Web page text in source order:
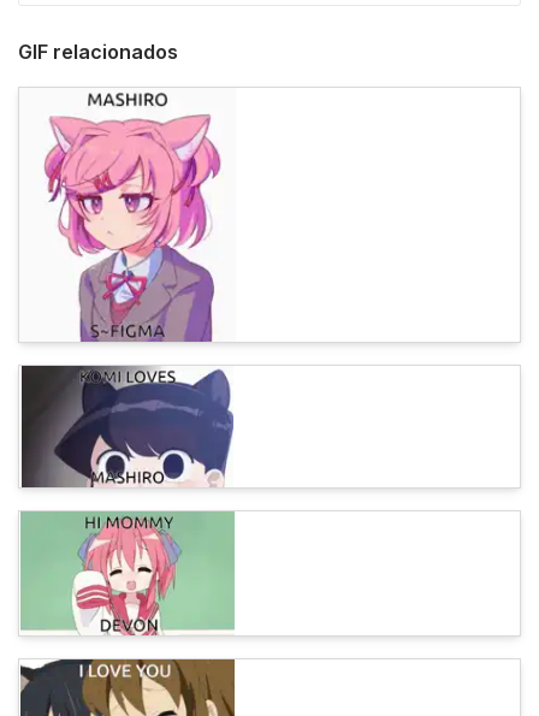
GIF relacionados